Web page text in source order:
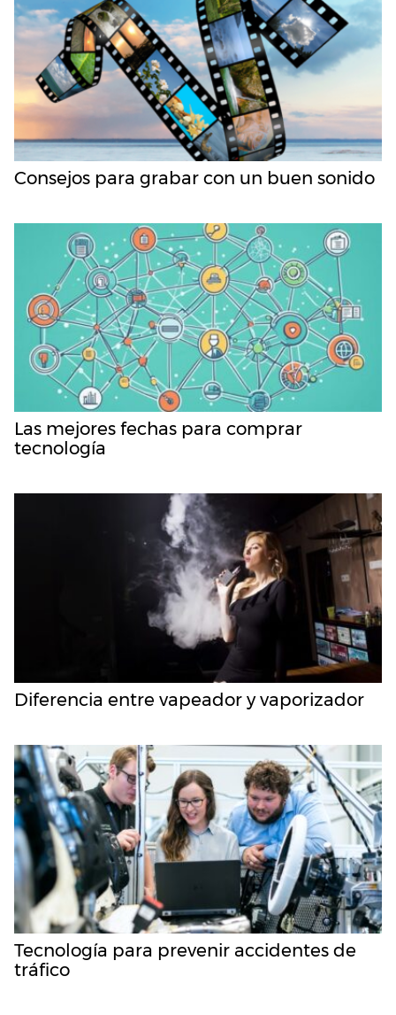
Consejos para grabar con un buen sonido
Las mejores fechas para comprar
tecnología
Diferencia entre vapeador y vaporizador
Tecnología para prevenir accidentes de
tráfico